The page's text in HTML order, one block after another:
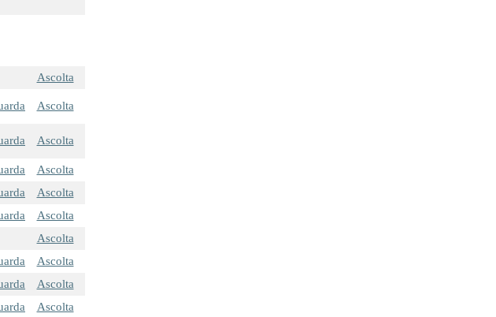
Ascolta
Ascolta
Ascolta
Ascolta
Ascolta
Ascolta
Ascolta
Ascolta
Ascolta
Ascolta